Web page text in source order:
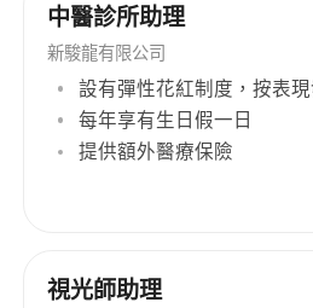
中醫診所助理
新駿龍有限公司
設有彈性花紅制度，按表
每年享有生日假一日
提供額外醫療保險
視光師助理